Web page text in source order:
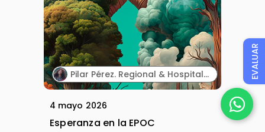
Pilar Pérez. Regional & Hospital Access Manager. Sanofi.
4 mayo 2026
Esperanza en la EPOC
EVALUAR